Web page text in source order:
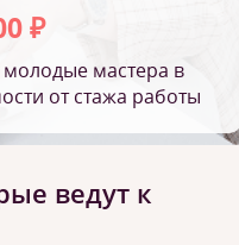
₽
мастера в
от стажа работы
ведут к